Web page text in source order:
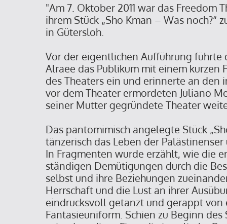
"Am 7. Oktober 2011 war das Freedom
ihrem Stück „Sho Kman – Was noch?“
in Gütersloh.
Vor der eigentlichen Aufführung führte
Alraee das Publikum mit einem kurzen
des Theaters ein und erinnerte an den
vor dem Theater ermordeten Juliano
seiner Mutter gegründete Theater
Das pantomimisch angelegte Stück
tänzerisch das Leben der
In Fragmenten wurde erzählt, wie die
ständigen Demütigungen durch die
selbst und ihre Beziehungen
Herrschaft und die Lust an ihrer
eindrucksvoll getanzt und gerappt von
Fantasieuniform. Schien zu Beginn des